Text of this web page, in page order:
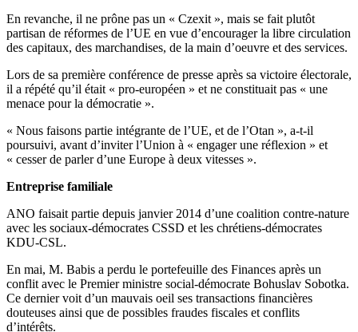
En revanche, il ne prône pas un « Czexit », mais se fait plutôt
partisan de réformes de l’UE en vue d’encourager la libre circulation
des capitaux, des marchandises, de la main d’oeuvre et des services.
Lors de sa première conférence de presse après sa victoire électorale,
il a répété qu’il était « pro-européen » et ne constituait pas « une
menace pour la démocratie ».
« Nous faisons partie intégrante de l’UE, et de l’Otan », a-t-il
poursuivi, avant d’inviter l’Union à « engager une réflexion » et
« cesser de parler d’une Europe à deux vitesses ».
Entreprise familiale
ANO faisait partie depuis janvier 2014 d’une coalition contre-nature
avec les sociaux-démocrates CSSD et les chrétiens-démocrates
KDU-CSL.
En mai, M. Babis a perdu le portefeuille des Finances après un
conflit avec le Premier ministre social-démocrate Bohuslav Sobotka.
Ce dernier voit d’un mauvais oeil ses transactions financières
douteuses ainsi que de possibles fraudes fiscales et conflits
d’intérêts.